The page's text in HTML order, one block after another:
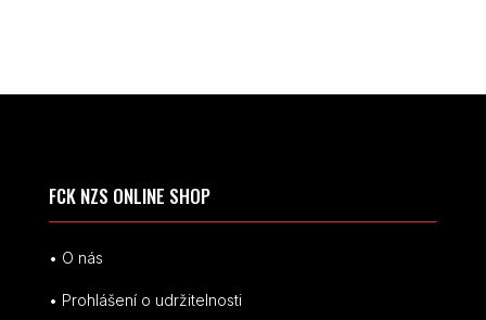
FCK NZS ONLINE SHOP
• O nás
• Prohlášení o udržitelnosti